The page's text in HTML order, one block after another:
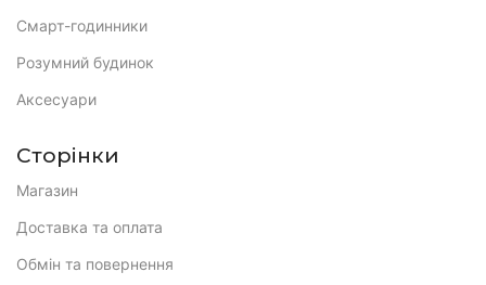
Смарт-годинники
Розумний будинок
Аксесуари
Сторінки
Магазин
Доставка та оплата
Обмін та повернення